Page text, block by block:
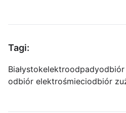
Tagi:
Białystokelektroodpady
odbiór elektrośmieciodbiór